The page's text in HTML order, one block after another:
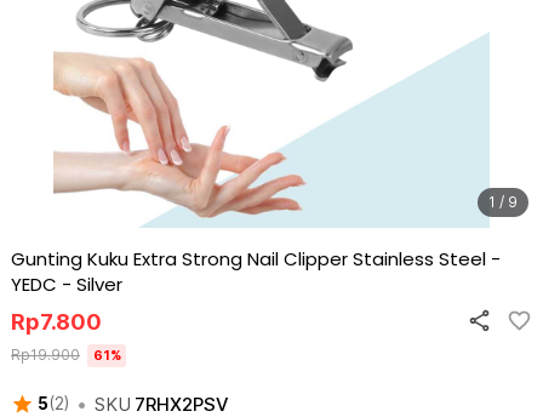
1 / 9
Gunting Kuku Extra Strong Nail Clipper Stainless Steel -
YEDC - Silver
5(2) • SKU 7RHX2PSV
Rp7.800
Rp19.900 61%